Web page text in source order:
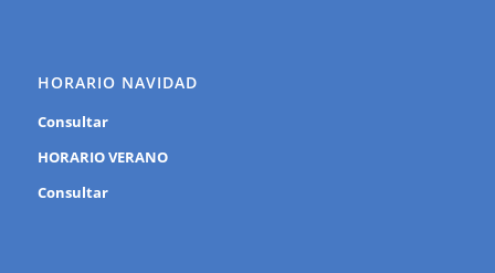
HORARIO NAVIDAD
Consultar
HORARIO VERANO
Consultar